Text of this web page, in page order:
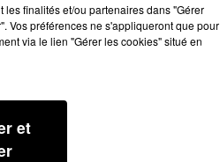
les finalités et/ou partenaires dans "Gérer
Vos préférences ne s'appliqueront que pour
via le lien "Gérer les cookies" situé en
et